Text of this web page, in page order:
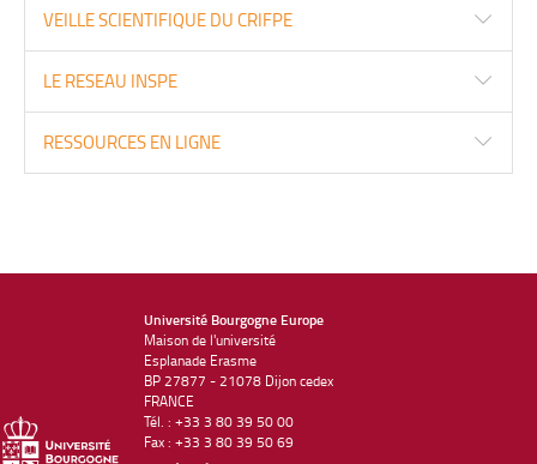
VEILLE SCIENTIFIQUE DU CRIFPE
LE RESEAU INSPE
RESSOURCES EN LIGNE
Université Bourgogne Europe
Maison de l'université
Esplanade Erasme
BP 27877 - 21078 Dijon cedex
FRANCE
Tél. : +33 3 80 39 50 00
Fax : +33 3 80 39 50 69